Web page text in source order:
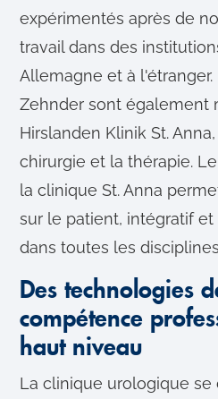
expérimentés après de
travail dans des
Allemagne et à l'étranger.
Zehnder sont également
Hirslanden Klinik St.
chirurgie et la thérapie.
la clinique St. Anna
sur le patient, intégratif
dans toutes les
Des technologies
compétence
haut niveau
La clinique urologique se